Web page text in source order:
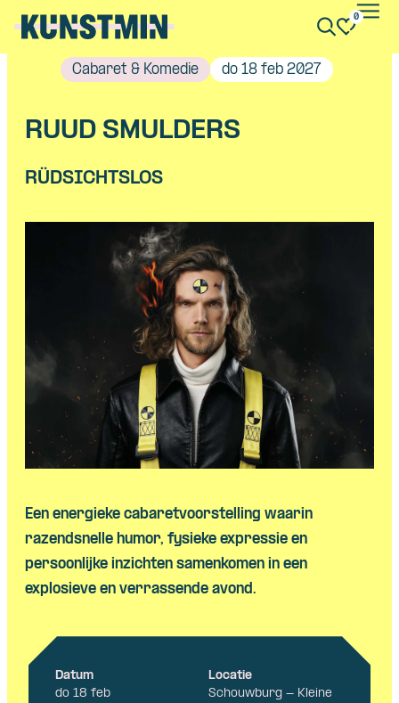
Skip navigatie
0
Cabaret & Komedie do 18 feb 2027
RUUD SMULDERS
RÜDSICHTSLOS
Een energieke cabaretvoorstelling waarin
razendsnelle humor, fysieke expressie en
persoonlijke inzichten samenkomen in een
explosieve en verrassende avond.
Datum
do 18 feb
Locatie
Schouwburg - Kleine